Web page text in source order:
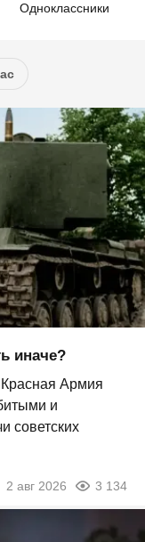
Одноклассники
иначе?
Армия
и
советских
2 авг 2026 3 134